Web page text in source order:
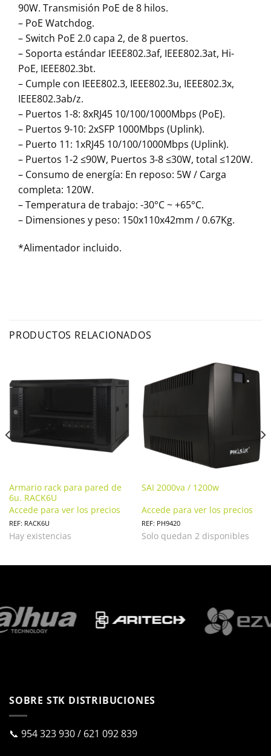
90W. Transmisión PoE de 8 hilos.
– PoE Watchdog.
– Switch PoE 2.0 capa 2, de 8 puertos.
– Soporta estándar IEEE802.3af, IEEE802.3at, Hi-
PoE, IEEE802.3bt.
– Cumple con IEEE802.3, IEEE802.3u, IEEE802.3x,
IEEE802.3ab/z.
– Puertos 1-8: 8xRJ45 10/100/1000Mbps (PoE).
– Puertos 9-10: 2xSFP 1000Mbps (Uplink).
– Puerto 11: 1xRJ45 10/100/1000Mbps (Uplink).
– Puertos 1-2 ≤90W, Puertos 3-8 ≤30W, total ≤120W.
– Consumo de energía: En reposo: 5W / Carga
completa: 120W.
– Temperatura de trabajo: -30°C ~ +65°C.
– Dimensiones y peso: 150x110x42mm / 0.67Kg.
*Alimentador incluido.
PRODUCTOS RELACIONADOS
Armario rack para pared de
6u. RACK6U
Accede para ver los precios
REF: RACK6U
Hay existencias
SAI 2000va / 1200w
Accede para ver los precios
REF: PH9420
Solo quedan 2 disponibles
SOBRE STK DISTRIBUCIONES
📞 954 323 930/ 621 092 839